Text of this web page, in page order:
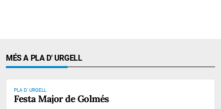
MÉS A PLA D' URGELL
PLA D' URGELL
Festa Major de Golmés